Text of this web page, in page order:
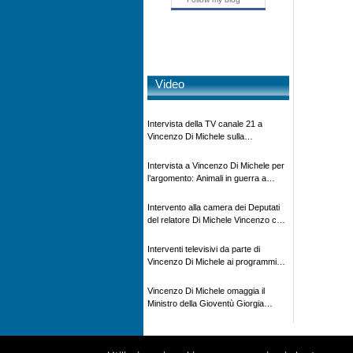
Video
Intervista della TV canale 21 a
Vincenzo Di Michele sulla
Intervista a Vincenzo Di Michele per
l’argomento: Animali in guerra a
in onda su Espansione TV
Intervento alla camera dei Deputati
del relatore Di Michele Vincenzo con
impatto ambientale e problematiche
sui veicoli storici e trattori d’epoca
Interventi televisivi da parte di
Vincenzo Di Michele ai programmi
rivisitazione della storia
Vincenzo Di Michele omaggia il
Ministro della Gioventù Giorgia